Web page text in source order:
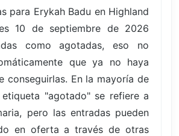
para Erykah Badu en Highland
10 de septiembre de 2026
como agotadas, eso no
que ya no haya
conseguirlas. En la mayoría de
"agotado" se refiere a
pero las entradas pueden
en oferta a través de otras